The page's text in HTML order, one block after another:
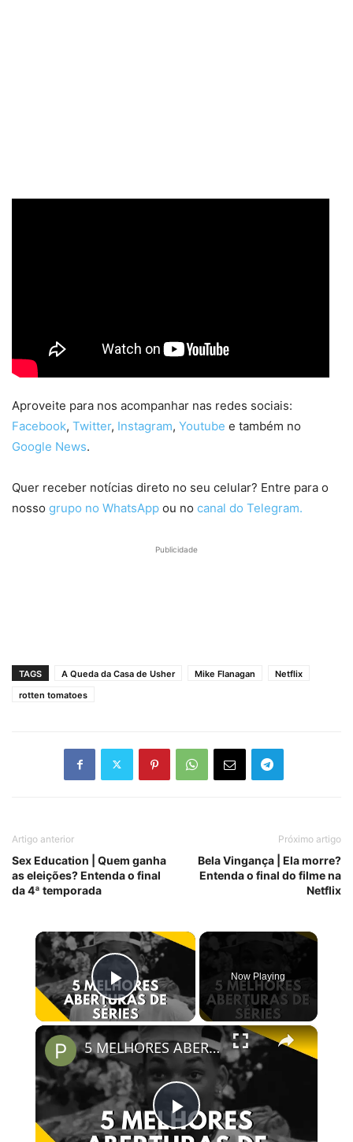
Aproveite para nos acompanhar nas redes sociais:
Facebook, Twitter, Instagram, Youtube e também no
Google News.
Quer receber notícias direto no seu celular? Entre para o
nosso grupo no WhatsApp ou no canal do Telegram.
Publicidade
TAGS A Queda da Casa de Usher Mike Flanagan
Netflix
rotten tomatoes
Artigo anterior
Sex Education | Quem ganha
as eleições? Entenda o final
da 4ª temporada
Próximo artigo
Bela Vingança | Ela morre?
Entenda o final do filme na
Netflix
×
Play Video
Now Playing
×
Play
5 MELHORES ABERTURAS DE SÉRIES | Pipocas Tv #13